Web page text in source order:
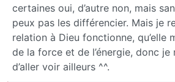
certaines oui, d’autre non, mais
peux pas les différencier. Mais je
relation à Dieu fonctionne, qu’elle
de la force et de l’énergie, donc je
d’aller voir ailleurs ^^.